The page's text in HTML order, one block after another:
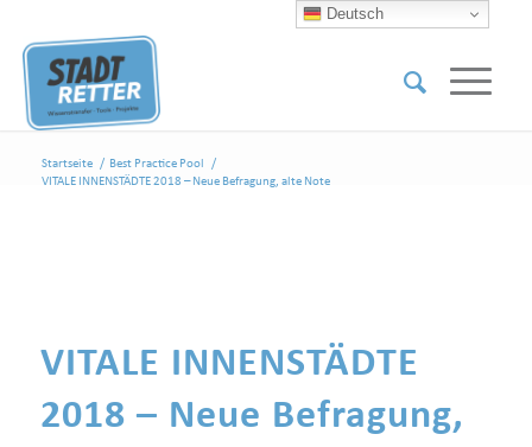
Startseite / Best Practice Pool
/
VITALE INNENSTÄDTE 2018 – Neue Befragung, alte Note
VITALE INNENSTÄDTE
2018 – Neue Befragung,
Deutsch